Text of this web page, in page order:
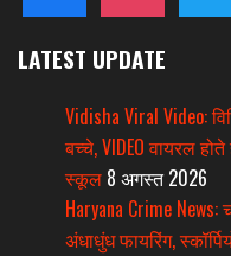
LATEST UPDATE
Vidisha Viral Video:
बच्चे, VIDEO वायरल
स्कूल 8 अगस्त 2026
Haryana Crime
अंधाधुंध फायरिंग,